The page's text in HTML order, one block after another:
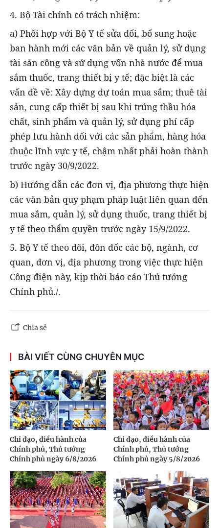
4. Bộ Tài chính có trách nhiệm:
a) Phối hợp với Bộ Y tế sửa đổi, bổ sung hoặc
ban hành mới các văn bản về quản lý, sử dụng
tài sản công và sử dụng vốn nhà nước để mua
sắm thuốc, trang thiết bị y tế; đặc biệt là các
vấn đề về: Xây dựng dự toán mua sắm; thuê tài
sản, cung cấp thiết bị sau khi trúng thầu hóa
chất, sinh phẩm và quản lý, sử dụng phí cấp
phép lưu hành đối với các sản phẩm, hàng hóa
thuộc lĩnh vực y tế, chậm nhất phải hoàn thành
trước ngày 30/9/2022.
b) Hướng dẫn các đơn vị, địa phương thực hiện
các văn bản quy phạm pháp luật liên quan đến
mua sắm, quản lý, sử dụng thuốc, trang thiết bị
y tế theo thẩm quyền trước ngày 15/9/2022.
5. Bộ Y tế theo dõi, đôn đốc các bộ, ngành, cơ
quan, đơn vị, địa phương trong việc thực hiện
Công điện này, kịp thời báo cáo Thủ tướng
Chính phủ./.
Chia sẻ
BÀI VIẾT CÙNG CHUYÊN MỤC
Chỉ đạo, điều hành của
Chính phủ, Thủ tướng
Chính phủ ngày 6/8/2026
Chỉ đạo, điều hành của
Chính phủ, Thủ tướng
Chính phủ ngày 5/8/2026